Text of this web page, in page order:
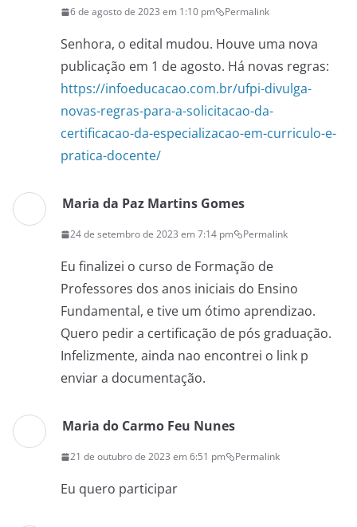
6 de agosto de 2023 em 1:10 pm Permalink
Senhora, o edital mudou. Houve uma nova
publicação em 1 de agosto. Há novas regras:
https://infoeducacao.com.br/ufpi-divulga-
novas-regras-para-a-solicitacao-da-
certificacao-da-especializacao-em-curriculo-e-
pratica-docente/
Maria da Paz Martins Gomes
24 de setembro de 2023 em 7:14 pm Permalink
Eu finalizei o curso de Formação de
Professores dos anos iniciais do Ensino
Fundamental, e tive um ótimo aprendizao.
Quero pedir a certificação de pós graduação.
Infelizmente, ainda nao encontrei o link p
enviar a documentação.
Maria do Carmo Feu Nunes
21 de outubro de 2023 em 6:51 pm Permalink
Eu quero participar